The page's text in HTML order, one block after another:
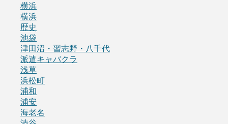
横浜
横浜
歴史
池袋
津田沼・習志野・八千代
派遣キャバクラ
浅草
浜松町
浦和
浦安
海老名